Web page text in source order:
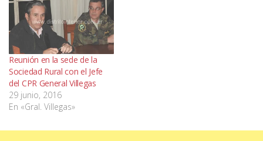
Reunión en la sede de la
Sociedad Rural con el Jefe
del CPR General Villegas
29 junio, 2016
En «Gral. Villegas»